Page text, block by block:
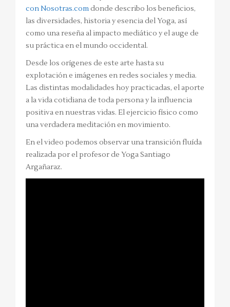
con Nosotras.comdonde describo los beneficios,
las diversidades, historia y esencia del Yoga, así
como una reseña al impacto mediático y el auge de
su práctica en el mundo occidental.
Desde los orígenes de este arte hasta su
explotación e imágenes en redes sociales y media.
Las distintas modalidades hoy practicadas, el aporte
a la vida cotidiana de toda persona y la influencia
positiva en nuestras vidas. El ejercicio físico como
una verdadera meditación en movimiento.
En el video podemos observar una transición fluída
realizada por el profesor de Yoga Santiago
Argañaraz.